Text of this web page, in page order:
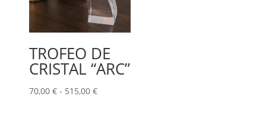
TROFEO DE
CRISTAL “ARC”
70,00 € - 515,00 €Rango